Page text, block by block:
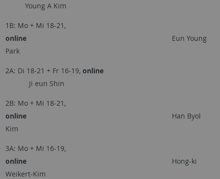
Young A Kim
1B: Mo + Mi 18-21,
online Eun Young
Park
2A: Di 18-21 + Fr 16-19, online
Ji eun Shin
2B: Mo + Mi 18-21,
online Han Byol
Kim
3A: Mo + Mi 16-19,
online Hong-ki
Weikert-Kim